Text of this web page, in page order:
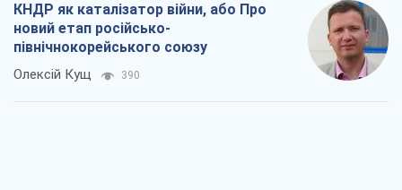
КНДР як каталізатор війни, або Про
новий етап російсько-
північнокорейського союзу
Олексій Кущ 390